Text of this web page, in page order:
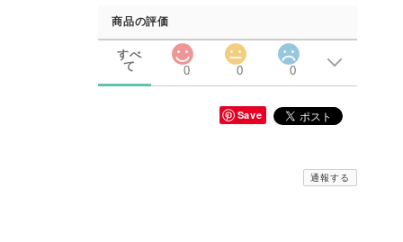
商品の評価
すべ
て
0 0 0
Save
通報する